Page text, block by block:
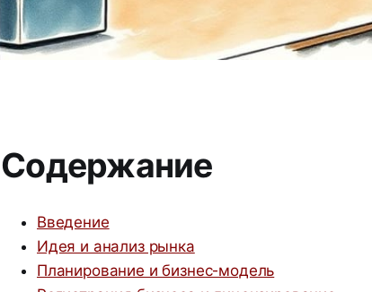
Содержание
Введение
Идея и анализ рынка
Планирование и бизнес-модель